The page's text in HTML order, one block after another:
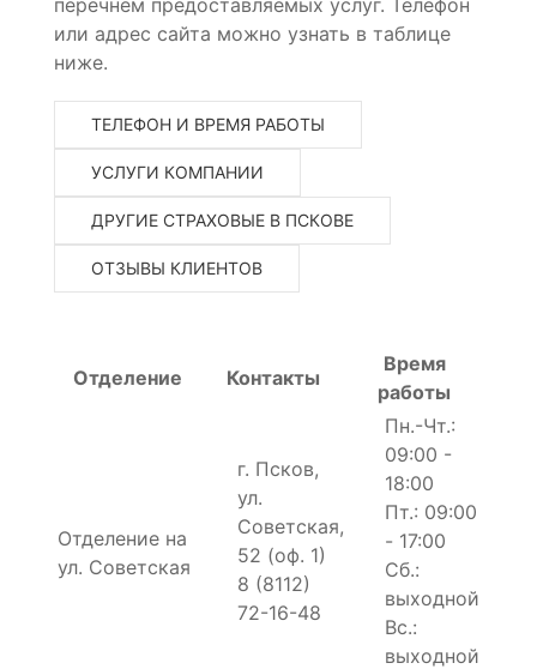
или адрес сайта можно узнать в таблице
ниже.
ТЕЛЕФОН И ВРЕМЯ РАБОТЫ
УСЛУГИ КОМПАНИИ
ДРУГИЕ СТРАХОВЫЕ В ПСКОВЕ
ОТЗЫВЫ КЛИЕНТОВ
Отделение Контакты
Время
работы
Отделение на
ул. Советская
г. Псков,
ул.
Советская,
52 (оф. 1)
8 (8112)
72-16-48
Пн.-Чт.:
09:00 -
18:00
Пт.: 09:00
- 17:00
Сб.:
выходной
Вс.:
выходной